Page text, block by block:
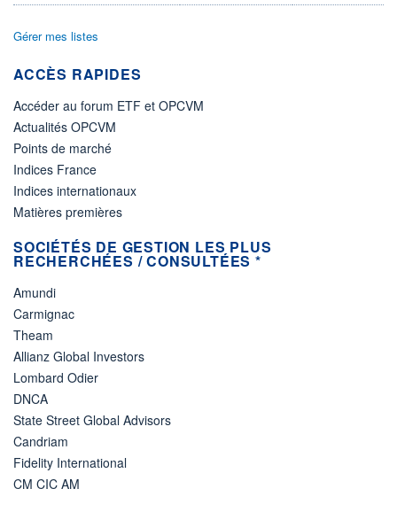
Gérer mes listes
ACCÈS RAPIDES
Accéder au forum ETF et OPCVM
Actualités OPCVM
Points de marché
Indices France
Indices internationaux
Matières premières
SOCIÉTÉS DE GESTION LES PLUS
RECHERCHÉES / CONSULTÉES *
Amundi
Carmignac
Theam
Allianz Global Investors
Lombard Odier
DNCA
State Street Global Advisors
Candriam
Fidelity International
CM CIC AM